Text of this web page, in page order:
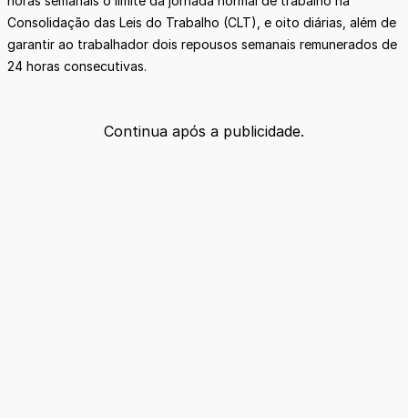
Consolidação das Leis do Trabalho (CLT), e oito diárias, além de
garantir ao trabalhador dois repousos semanais remunerados de
24 horas consecutivas.
Continua após a publicidade.